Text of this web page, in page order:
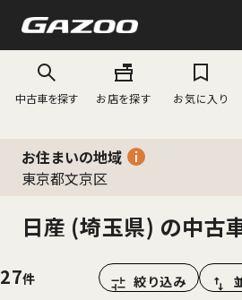
中古車を探す お店を探す お気に入り
お住まいの地域
東京都文京区
日産 (埼玉県) の中古
27 絞り込み